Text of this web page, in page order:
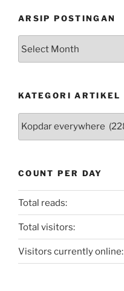
ARSIP POSTINGAN
KATEGORI ARTIKEL
Artikel
COUNT PER DAY
Total reads:
Total visitors:
Visitors currently online: